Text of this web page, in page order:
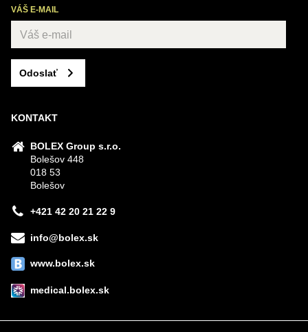
VÁŠ E-MAIL
Odoslať
KONTAKT
BOLEX Group s.r.o.
Bolešov 448
018 53
Bolešov
+421 42 20 21 22 9
info@bolex.sk
www.bolex.sk
medical.bolex.sk